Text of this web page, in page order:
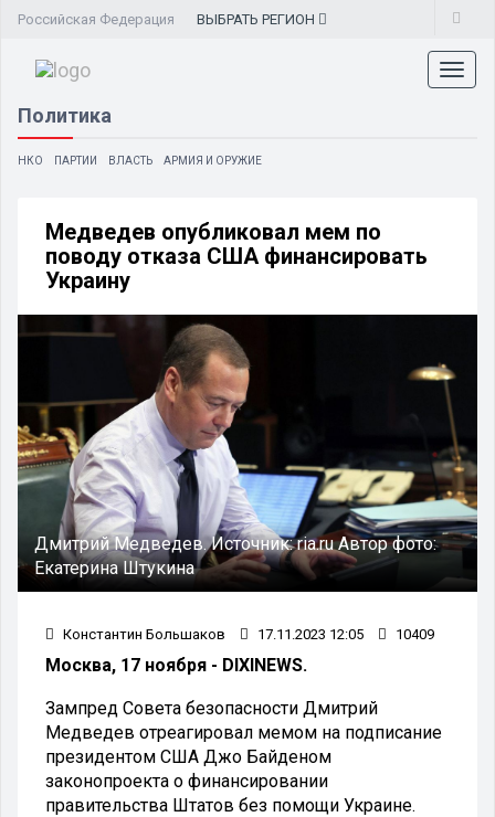
Российская Федерация ВЫБРАТЬ РЕГИОН
Политика
НКО ПАРТИИ ВЛАСТЬ АРМИЯ И ОРУЖИЕ
Медведев опубликовал мем по
поводу отказа США финансировать
Украину
Дмитрий Медведев.Источник:ria.ruАвтор фото:
Екатерина Штукина
Константин Большаков 17.11.2023 12:05 10409
Москва, 17 ноября - DIXINEWS.
Зампред Совета безопасности Дмитрий
Медведев отреагировал мемом на подписание
президентом США Джо Байденом
законопроекта о финансировании
правительства Штатов без помощи Украине.